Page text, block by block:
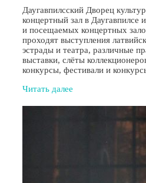
Даугавпилсский Дворец
концертный зал в
и посещаемых концертных
проходят выступления
эстрады и театра, различные
выставки, слёты
конкурсы, фестивали и
Читать далее